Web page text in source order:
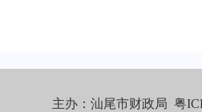
主办：汕尾市财政局粤